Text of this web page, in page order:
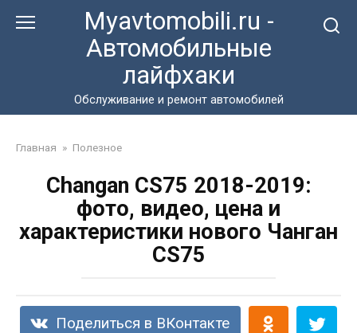
Myavtomobili.ru -
Автомобильные
лайфхаки
Обслуживание и ремонт автомобилей
Главная » Полезное
Changan CS75 2018-2019:
фото, видео, цена и
характеристики нового Чанган
CS75
Поделиться в ВКонтакте